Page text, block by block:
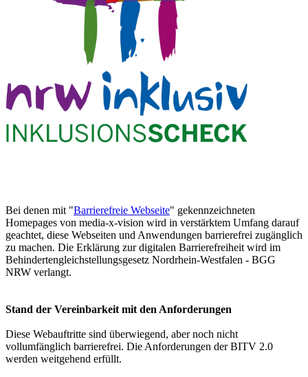
Bei denen mit "Barrierefreie Webseite" gekennzeichneten
Homepages von media-x-vision wird in verstärktem Umfang darauf
geachtet, diese Webseiten und Anwendungen barrierefrei zugänglich
zu machen. Die Erklärung zur digitalen Barrierefreiheit wird im
Behindertengleichstellungsgesetz Nordrhein-Westfalen - BGG
NRW verlangt.
Stand der Vereinbarkeit mit den Anforderungen
Diese Webauftritte sind überwiegend, aber noch nicht
vollumfänglich barrierefrei. Die Anforderungen der BITV 2.0
werden weitgehend erfüllt.